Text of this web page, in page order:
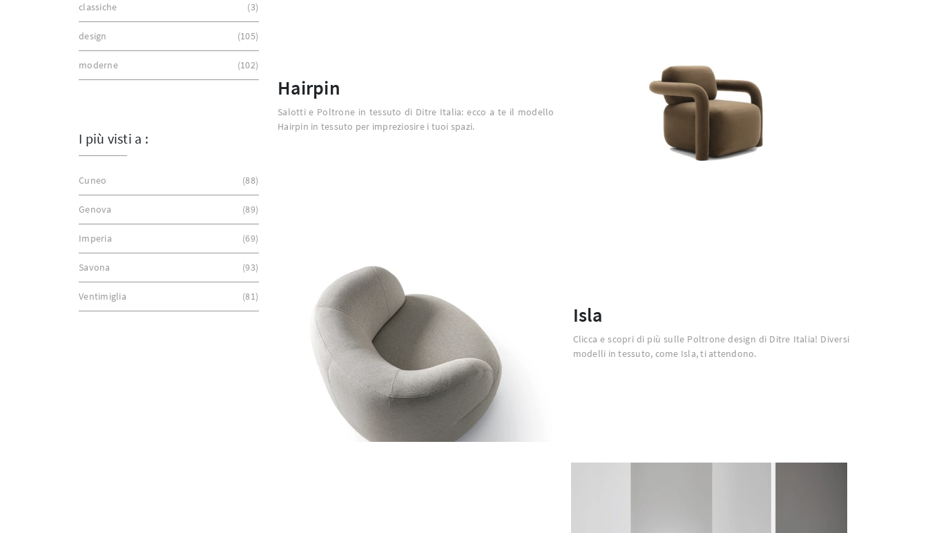
Hairpin
Salotti e Poltrone in tessuto di Ditre Italia: ecco a te il modello
Hairpin in tessuto per impreziosire i tuoi spazi.
Isla
Clicca e scopri di più sulle Poltrone design di Ditre Italia! Diversi
modelli in tessuto, come Isla, ti attendono.
classiche 3
design 105
moderne 102
I più visti a :
Cuneo 88
Genova 89
Imperia 69
Savona 93
Ventimiglia 81